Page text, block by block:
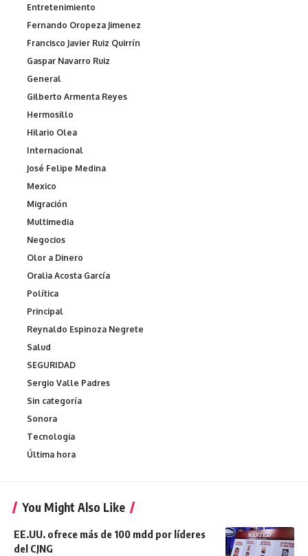
Entretenimiento
Fernando Oropeza Jimenez
Francisco Javier Ruiz Quirrín
Gaspar Navarro Ruiz
General
Gilberto Armenta Reyes
Hermosillo
Hilario Olea
Internacional
José Felipe Medina
Mexico
Migración
Multimedia
Negocios
Olor a Dinero
Oralia Acosta García
Política
Principal
Reynaldo Espinoza Negrete
Salud
SEGURIDAD
Sergio Valle Padres
Sin categoría
Sonora
Tecnologia
Última hora
You Might Also Like
EE.UU. ofrece más de 100 mdd por líderes
del CJNG